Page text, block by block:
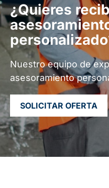
¿Quieres
Nuestro equipo de
asesoramiento
SOLICITAR OFERTA